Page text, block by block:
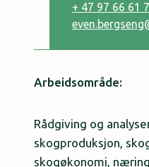
+ 47 97 66 61
Arbeidsområde:
Rådgiving og
skogproduksjon,
skogøkonomi,